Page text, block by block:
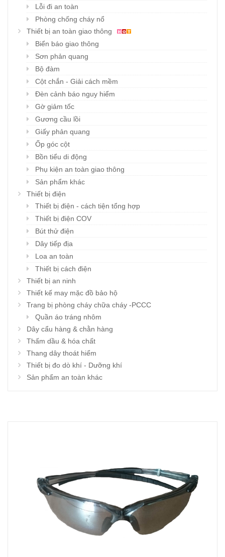
Lỗi đi an toàn
Phòng chống cháy nổ
Thiết bị an toàn giao thông
Biển báo giao thông
Sơn phản quang
Bộ đàm
Cột chắn - Giải cách mềm
Đèn cảnh báo nguy hiểm
Gờ giảm tốc
Gương cầu lồi
Giấy phản quang
Ốp góc cột
Bồn tiểu di động
Phụ kiện an toàn giao thông
Sản phẩm khác
Thiết bị điện
Thiết bị điện - cách tiện tổng hợp
Thiết bị điện COV
Bút thử điện
Dây tiếp địa
Loa an toàn
Thiết bị cách điện
Thiết bị an ninh
Thiết kế may mặc đồ bảo hộ
Trang bị phòng cháy chữa cháy -PCCC
Quần áo tráng nhôm
Dây cẩu hàng & chằn hàng
Thấm dầu & hóa chất
Thang dây thoát hiểm
Thiết bị đo dò khí - Dưỡng khí
Sản phẩm an toàn khác